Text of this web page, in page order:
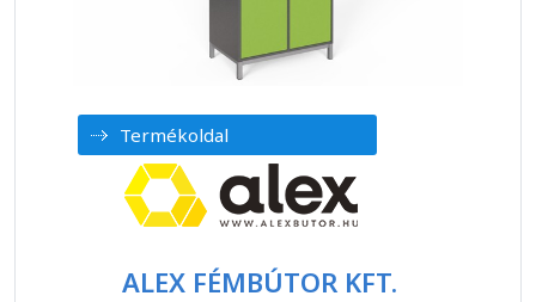
Termékoldal
ALEX FÉMBÚTOR KFT.